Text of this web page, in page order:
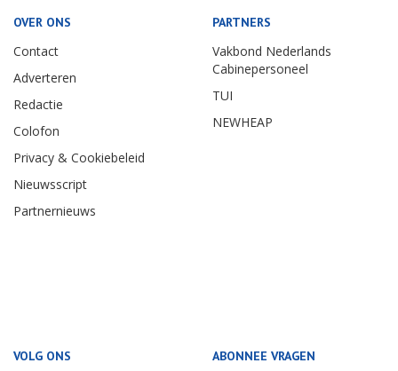
OVER ONS
Contact
Adverteren
Redactie
Colofon
Privacy & Cookiebeleid
Nieuwsscript
Partnernieuws
PARTNERS
Vakbond Nederlands
Cabinepersoneel
TUI
NEWHEAP
VOLG ONS ABONNEE VRAGEN